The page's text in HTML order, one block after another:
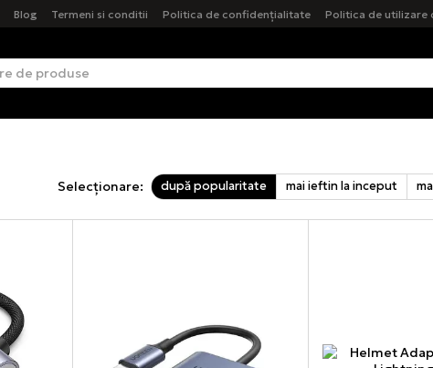
Blog Termeni si conditii Politica de confidențialitate Politica de utilizare
Selecționare: după popularitate mai ieftin la inceput